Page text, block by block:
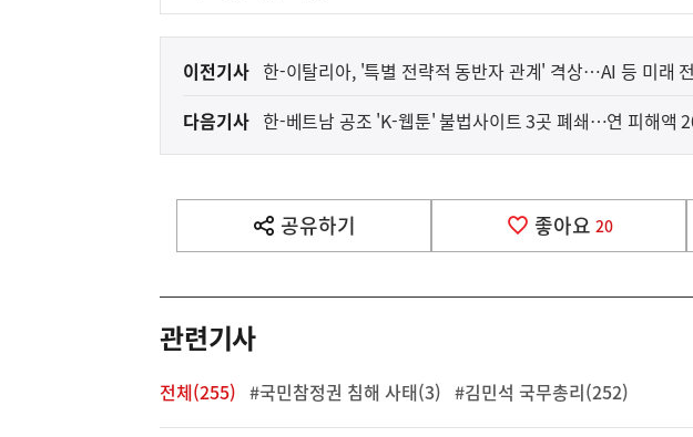
이
다
음
기
영
역
이전기사 한-이탈리아, '특별 전략적 동반자 관계' 격상…AI 등 미래
다음기사 한-베트남 공조 'K-웹툰' 불법사이트 3곳 폐쇄…연 피해액
공유하기
열
기
좋아요 20
관련기사
전체(255) #국민참정권 침해 사태(3) #김민석 국무총리(252)